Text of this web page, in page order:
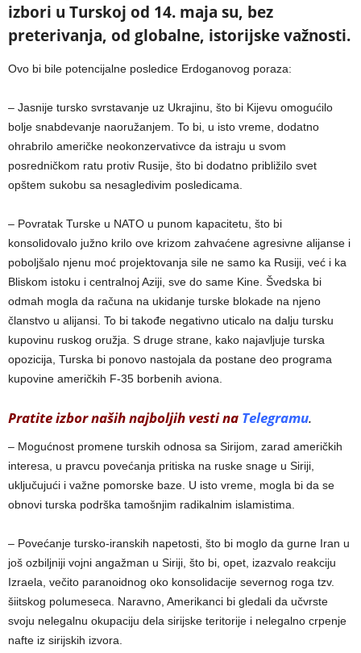
izbori u Turskoj od 14. maja su, bez
preterivanja, od globalne, istorijske važnosti.
Ovo bi bile potencijalne posledice Erdoganovog poraza:
– Jasnije tursko svrstavanje uz Ukrajinu, što bi Kijevu omogućilo
bolje snabdevanje naoružanjem. To bi, u isto vreme, dodatno
ohrabrilo američke neokonzervativce da istraju u svom
posredničkom ratu protiv Rusije, što bi dodatno približilo svet
opštem sukobu sa nesagledivim posledicama.
– Povratak Turske u NATO u punom kapacitetu, što bi
konsolidovalo južno krilo ove krizom zahvaćene agresivne alijanse i
poboljšalo njenu moć projektovanja sile ne samo ka Rusiji, već i ka
Bliskom istoku i centralnoj Aziji, sve do same Kine. Švedska bi
odmah mogla da računa na ukidanje turske blokade na njeno
članstvo u alijansi. To bi takođe negativno uticalo na dalju tursku
kupovinu ruskog oružja. S druge strane, kako najavljuje turska
opozicija, Turska bi ponovo nastojala da postane deo programa
kupovine američkih F-35 borbenih aviona.
Pratite izbor naših najboljih vesti na Telegramu.
– Mogućnost promene turskih odnosa sa Sirijom, zarad američkih
interesa, u pravcu povećanja pritiska na ruske snage u Siriji,
uključujući i važne pomorske baze. U isto vreme, mogla bi da se
obnovi turska podrška tamošnjim radikalnim islamistima.
– Povećanje tursko-iranskih napetosti, što bi moglo da gurne Iran u
još ozbiljniji vojni angažman u Siriji, što bi, opet, izazvalo reakciju
Izraela, večito paranoidnog oko konsolidacije severnog roga tzv.
šiitskog polumeseca. Naravno, Amerikanci bi gledali da učvrste
svoju nelegalnu okupaciju dela sirijske teritorije i nelegalno crpenje
nafte iz sirijskih izvora.